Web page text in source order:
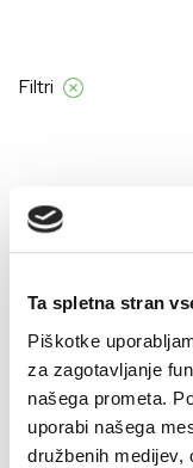
Ta spletna stran
Piškotke
za zagotavljanje
našega prometa.
uporabi našega
družbenih medijev,
VZOREC
Filtri